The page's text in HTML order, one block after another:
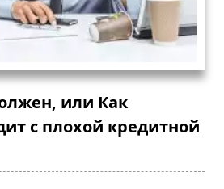
или Как
с плохой кредитной